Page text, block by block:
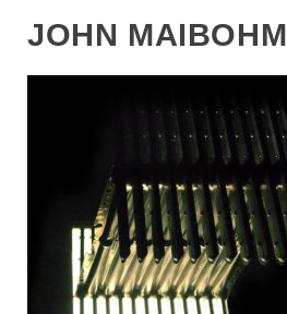
JOHN MAIBOHM